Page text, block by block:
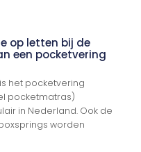
op letten bij de
een pocketvering
het pocketvering
pocketmatras)
in Nederland. Ook de
worden